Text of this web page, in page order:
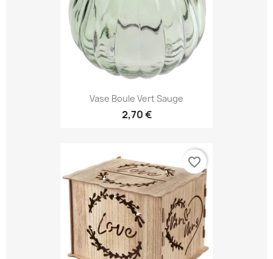
Vase Boule Vert Sauge
2,70 €
favorite_border